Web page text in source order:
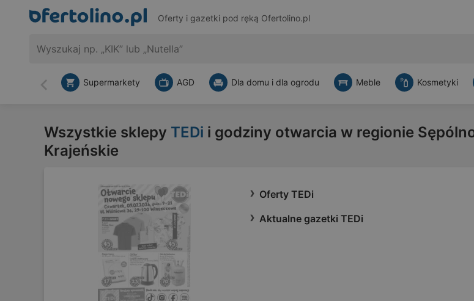
Oferty i gazetki pod ręką Ofertolino.pl
Wstecz
Supermarkety AGD Dla domu i dla ogrodu Meble Kosmetyki
Wszystkie sklepy TEDi i godziny otwarcia w regionie
Krajeńskie
Oferty TEDi
Aktualne gazetki TEDi